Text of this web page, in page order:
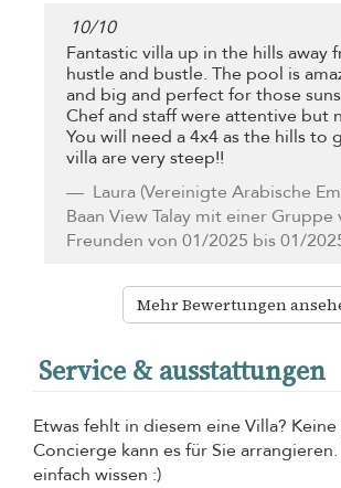
10/10
Fantastic villa up in the hills away
hustle and bustle. The pool is
and big and perfect for those
Chef and staff were attentive but
You will need a 4x4 as the hills to
villa are very steep!!
Laura (Vereinigte Arabische
Baan View Talay mit einer Gruppe
Freunden von 01/2025 bis 01/
Mehr Bewertungen
Service & ausstattungen
Etwas fehlt in diesem eine Villa?
Concierge kann es für Sie arrangieren.
einfach wissen :)